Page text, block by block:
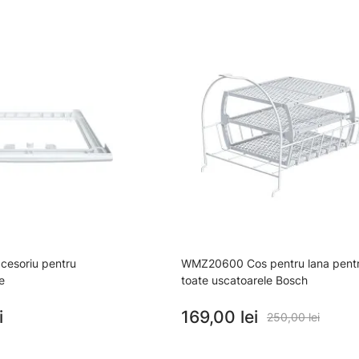
pentru
WMZ20600 Cos pentru lana
toate uscatoarele Bosch
169,00 lei 250,00 lei